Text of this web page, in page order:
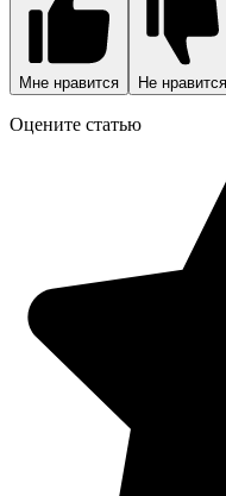
Мне нравится Не нравится
Оцените статью